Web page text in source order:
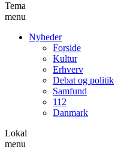
Tema
menu
Nyheder
Forside
Kultur
Erhverv
Debat og politik
Samfund
112
Danmark
Lokal
menu